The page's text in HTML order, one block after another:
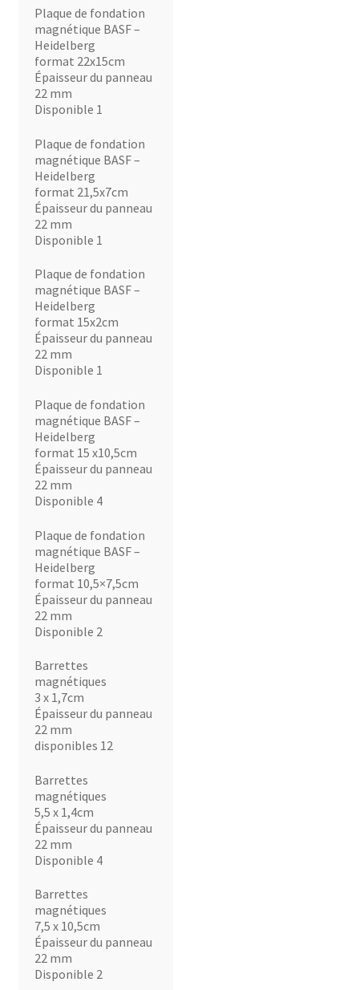
Plaque de fondation
magnétique BASF –
Heidelberg
format 22x15cm
Épaisseur du panneau
22 mm
Disponible 1
Plaque de fondation
magnétique BASF –
Heidelberg
format 21,5x7cm
Épaisseur du panneau
22 mm
Disponible 1
Plaque de fondation
magnétique BASF –
Heidelberg
format 15x2cm
Épaisseur du panneau
22 mm
Disponible 1
Plaque de fondation
magnétique BASF –
Heidelberg
format 15 x10,5cm
Épaisseur du panneau
22 mm
Disponible 4
Plaque de fondation
magnétique BASF –
Heidelberg
format 10,5×7,5cm
Épaisseur du panneau
22 mm
Disponible 2
Barrettes
magnétiques
3 x 1,7cm
Épaisseur du panneau
22 mm
disponibles 12
Barrettes
magnétiques
5,5 x 1,4cm
Épaisseur du panneau
22 mm
Disponible 4
Barrettes
magnétiques
7,5 x 10,5cm
Épaisseur du panneau
22 mm
Disponible 2